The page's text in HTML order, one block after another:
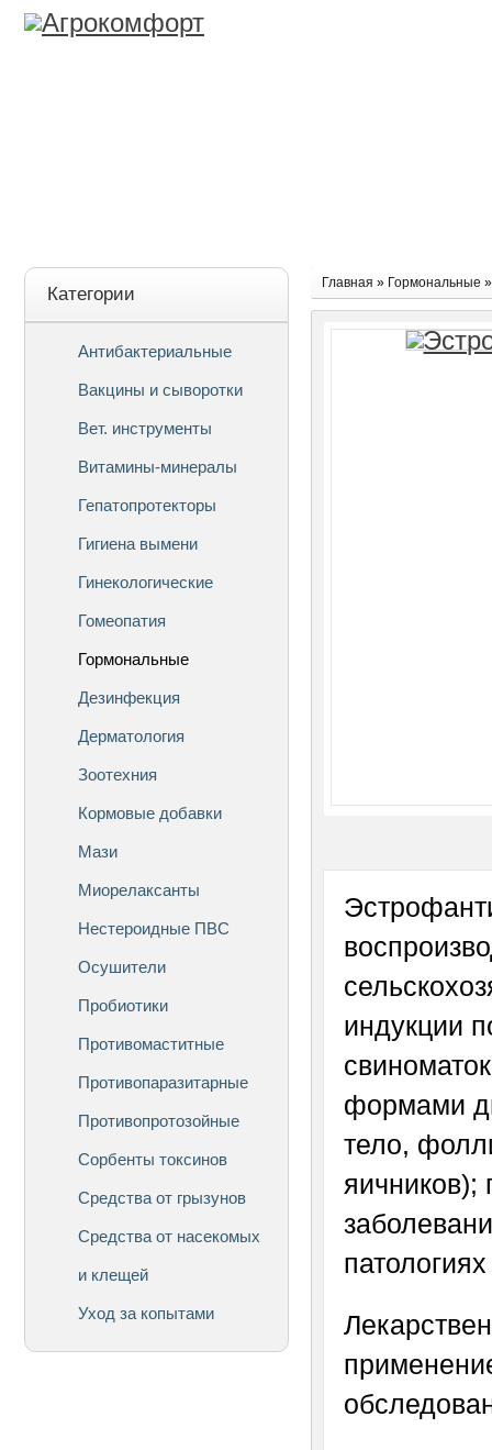
Категории
Антибактериальные
Вакцины и сыворотки
Вет. инструменты
Витамины-минералы
Гепатопротекторы
Гигиена вымени
Гинекологические
Гомеопатия
Гормональные
Дезинфекция
Дерматология
Зоотехния
Кормовые добавки
Мази
Миорелаксанты
Нестероидные ПВС
Осушители
Пробиотики
Противомаститные
Противопаразитарные
Противопротозойные
Сорбенты токсинов
Средства от грызунов
Средства от насекомых
и клещей
Уход за копытами
Главная » Гормональные
индукции
формами
тело,
яичников);